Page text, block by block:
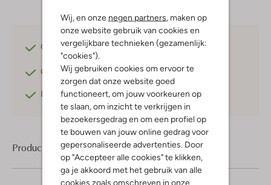
Wij, en onze negen partners, maken op
onze website gebruik van cookies en
vergelijkbare technieken (gezamenlijk:
"cookies").
Wij gebruiken cookies om ervoor te
zorgen dat onze website goed
functioneert, om jouw voorkeuren op
te slaan, om inzicht te verkrijgen in
bezoekersgedrag en om een profiel op
te bouwen van jouw online gedrag voor
gepersonaliseerde advertenties. Door
op "Accepteer alle cookies" te klikken,
ga je akkoord met het gebruik van alle
cookies zoals omschreven in onze
Gratis verzendingvanaf €75,-
Gratis retournerenbinnen 30 dagen*
Betaal achterafmet Klarna
Product informatie